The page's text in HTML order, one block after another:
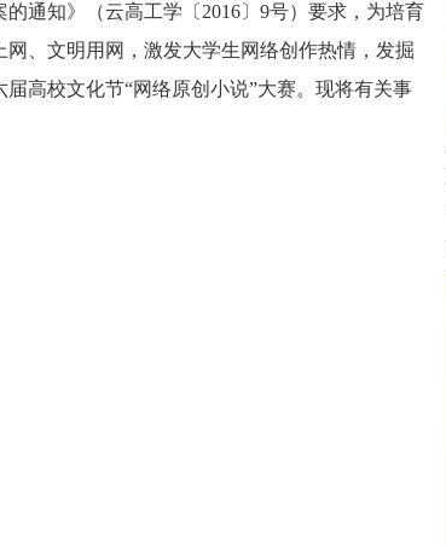
通知》（云高工学〔2016〕9号）要求，为培育
、文明用网，激发大学生网络创作热情，发掘
高校文化节“网络原创小说”大赛。现将有关事